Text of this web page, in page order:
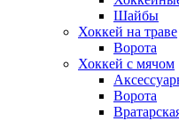
Шайбы
Хоккей на траве
Ворота
Хоккей с мячом
Ворота